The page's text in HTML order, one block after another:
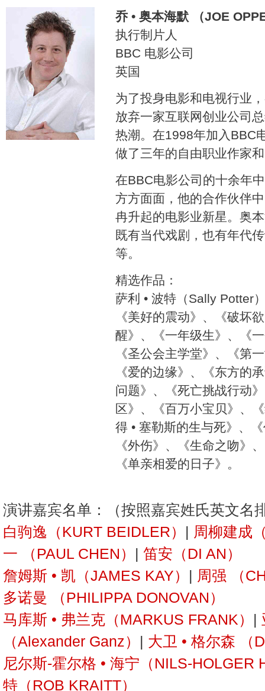
乔 • 奥本海默 （JOE
执行制片人
BBC 电影公司
英国
为了投身电影和电视行业
放弃一家互联网创业公司
热潮。在1998年加入BBC
做了三年的自由职业作家
在BBC电影公司的十余年
方方面面，他的合作伙伴
冉升起的电影业新星。奥
既有当代戏剧，也有年代
等。
精选作品：
萨利 • 波特（Sally Potter
《美好的震动》、《破坏
醒》、《一年级生》、《
《圣公会主学堂》、《第
《爱的边缘》、《东方的
问题》、《死亡挑战行动
区》、《百万小宝贝》、
得 • 塞勒斯的生与死》、
《外伤》、《生命之吻》
《单亲相爱的日子》。
演讲嘉宾名单：（按照嘉宾姓氏英文名
白驹逸（KURT BEIDLER） | 周柳建成
一 （PAUL CHEN） | 笛安（DI AN）
詹姆斯 • 凯（JAMES KAY） | 周强 （
多诺曼 （PHILIPPA DONOVAN）
马库斯 • 弗兰克（MARKUS FRANK） |
（Alexander Ganz） | 大卫 • 格尔森 （
尼尔斯-霍尔格 • 海宁（NILS-HOLGER
特（ROB KRAITT）